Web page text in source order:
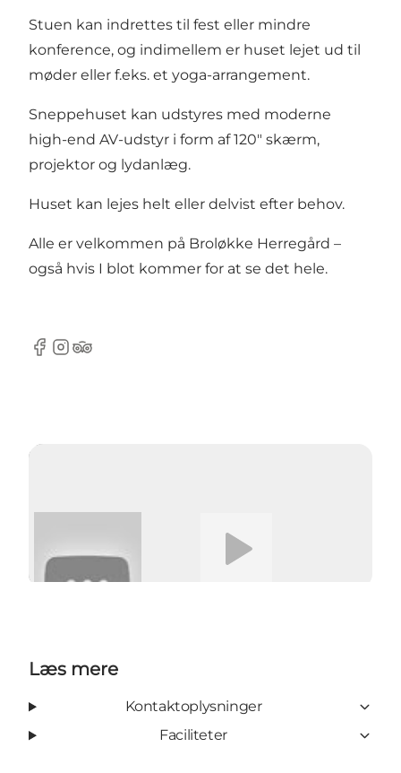
Stuen kan indrettes til fest eller mindre
konference, og indimellem er huset lejet ud til
møder eller f.eks. et yoga-arrangement.
Sneppehuset kan udstyres med moderne
high-end AV-udstyr i form af 120″ skærm,
projektor og lydanlæg.
Huset kan lejes helt eller delvist efter behov.
Alle er velkommen på Broløkke Herregård –
også hvis I blot kommer for at se det hele.
Facebook
Instagram
Tripadvisor
Læs mere
Kontaktoplysninger
Faciliteter